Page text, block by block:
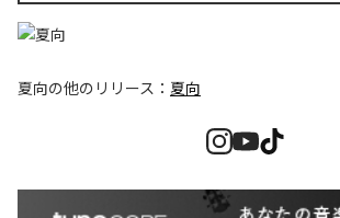
夏向の他のリリース： 夏向